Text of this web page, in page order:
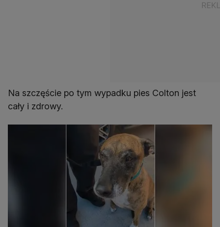
Na szczęście po tym wypadku pies Colton jest
cały i zdrowy.